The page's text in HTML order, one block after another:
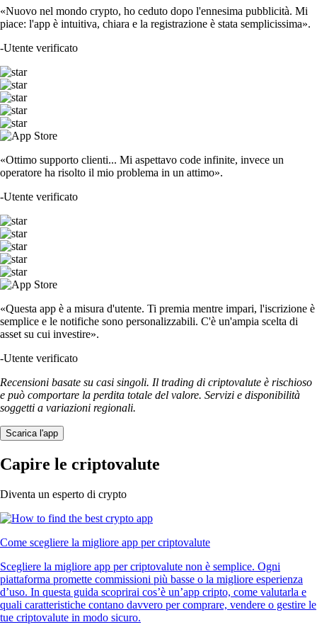
«Nuovo nel mondo crypto, ho ceduto dopo l'ennesima pubblicità. Mi
piace: l'app è intuitiva, chiara e la registrazione è stata semplicissima».
-Utente verificato
«Ottimo supporto clienti... Mi aspettavo code infinite, invece un
operatore ha risolto il mio problema in un attimo».
-Utente verificato
«Questa app è a misura d'utente. Ti premia mentre impari, l'iscrizione è
semplice e le notifiche sono personalizzabili. C'è un'ampia scelta di
asset su cui investire».
-Utente verificato
Recensioni basate su casi singoli. Il trading di criptovalute è rischioso
e può comportare la perdita totale del valore. Servizi e disponibilità
soggetti a variazioni regionali.
Scarica l'app
Capire le criptovalute
Diventa un esperto di crypto
Come scegliere la migliore app per criptovalute
Scegliere la migliore app per criptovalute non è semplice. Ogni
piattaforma promette commissioni più basse o la migliore esperienza
d’uso. In questa guida scoprirai cos’è un’app cripto, come valutarla e
quali caratteristiche contano davvero per comprare, vendere o gestire le
tue criptovalute in modo sicuro.